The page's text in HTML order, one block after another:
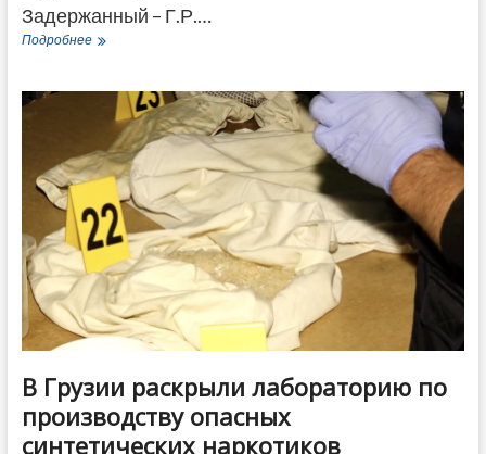
Задержанный – Г.Р.…
ПодробнееЕще
задержан
делу
о
смертельном
избиении
студента
в
Тбилиси
В Грузии раскрыли лабораторию по
производству опасных
синтетических наркотиков